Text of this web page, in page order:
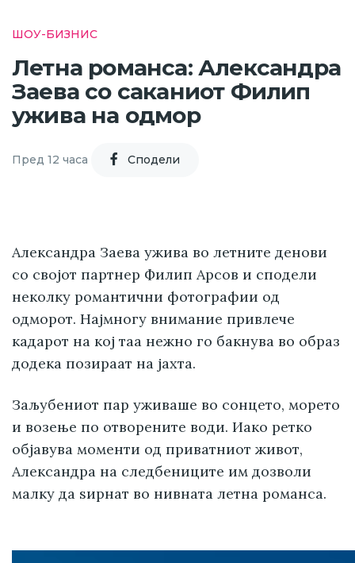
ШОУ-БИЗНИС
Летна романса: Александра
Заева со саканиот Филип
ужива на одмор
Пред 12 часа Cподели
Александра Заева ужива во летните денови
со својот партнер Филип Арсов и сподели
неколку романтични фотографии од
одморот. Најмногу внимание привлече
кадарот на кој таа нежно го бакнува во образ
додека позираат на јахта.
Заљубениот пар уживаше во сонцето, морето
и возење по отворените води. Иако ретко
објавува моменти од приватниот живот,
Александра на следбениците им дозволи
малку да ѕирнат во нивната летна романса.